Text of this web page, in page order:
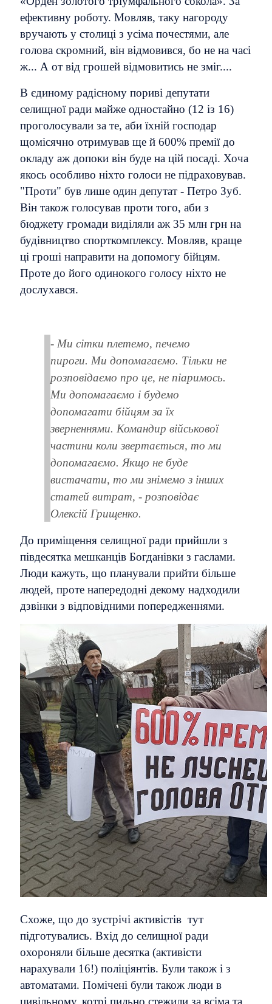
ефективну роботу. Мовляв, таку нагороду
вручають у столиці з усіма почестями, але
голова скромний, він відмовився, бо не на часі
ж... А от від грошей відмовитись не зміг....
В єдиному радісному пориві депутати
селищної ради майже одностайно (12 із 16)
проголосували за те, аби їхній господар
щомісячно отримував ще й 600% премії до
окладу аж допоки він буде на цій посаді. Хоча
якось особливо ніхто голоси не підраховував.
"Проти" був лише один депутат - Петро Зуб.
Він також голосував проти того, аби з
бюджету громади виділяли аж 35 млн грн на
будівництво спорткомплексу. Мовляв, краще
ці гроші направити на допомогу бійцям.
Проте до його одинокого голосу ніхто не
дослухався.
- Ми сітки плетемо, печемо
пироги. Ми допомагаємо. Тільки не
розповідаємо про це, не піаримось.
Ми допомагаємо і будемо
допомагати бійцям за їх
зверненнями. Командир військової
частини коли звертається, то ми
допомагаємо. Якщо не буде
вистачати, то ми знімемо з інших
статей витрат, - розповідає
Олексій Грищенко.
До приміщення селищної ради прийшли з
півдесятка мешканців Богданівки з гаслами.
Люди кажуть, що планували прийти більше
людей, проте напередодні декому надходили
дзвінки з відповідними попередженнями.
Схоже, що до зустрічі активістів тут
підготувались. Вхід до селищної ради
охороняли більше десятка (активісти
нарахували 16!) поліціянтів. Були також і з
автоматами. Помічені були також люди в
цивільному, котрі пильно стежили за всіма та